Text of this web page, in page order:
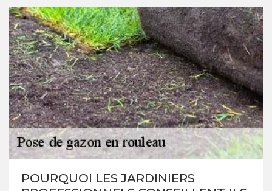
POURQUOI LES JARDINIERS